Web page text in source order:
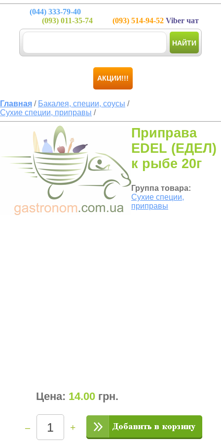
(044) 333-79-40
(093) 011-35-74 (093) 514-94-52 Viber чат
НАЙТИ
АКЦИИ!!!
Главная / Бакалея, специи, соусы /
Сухие специи, приправы /
Приправа
EDEL (ЕДЕЛ)
к рыбе 20г
Группа товара:
Сухие специи,
приправы
Цена: 14.00 грн.
– +